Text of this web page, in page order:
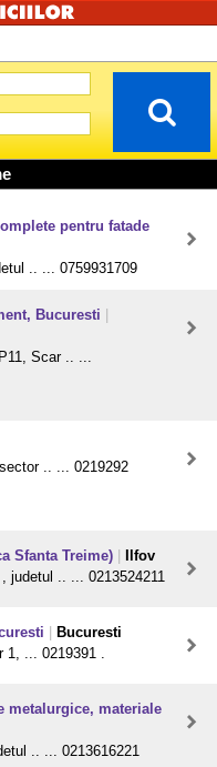
pentru fatade
.. ... 0759931709
Bucuresti
Scar .. ...
.. ... 0219292
Sfanta Treime)
Ilfov
judetul .. ... 0213524211
Bucuresti
1, ... 0219391 .
metalurgice, materiale
.. ... 0213616221